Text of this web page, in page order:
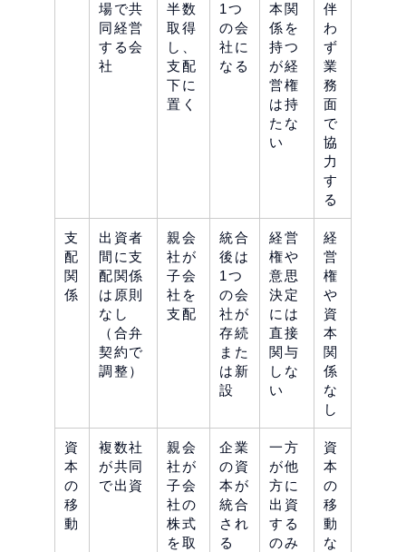
場で共
同経営
する会
社
半数
取得
し、
支配
下に
置く
1つ
の会
社に
なる
本関
係を
持つ
が経
営権
は持
たな
い
伴
わ
ず
業
務
面
で
協
力
す
る
支
配
関
係
出資者
間に支
配関係
は原則
なし
（合弁
契約で
調整）
親会
社が
子会
社を
支配
統合
後は
1つ
の会
社が
存続
また
は新
設
経営
権や
意思
決定
には
直接
関与
しな
い
経
営
権
や
資
本
関
係
な
し
資
本
の
移
動
複数社
が共同
で出資
親会
社が
子会
社の
株式
を取
企業
の資
本が
統合
され
る
一方
が他
方に
出資
する
のみ
資
本
の
移
動
な